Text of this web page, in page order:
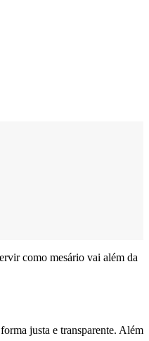
como mesário vai além da
justa e transparente. Além